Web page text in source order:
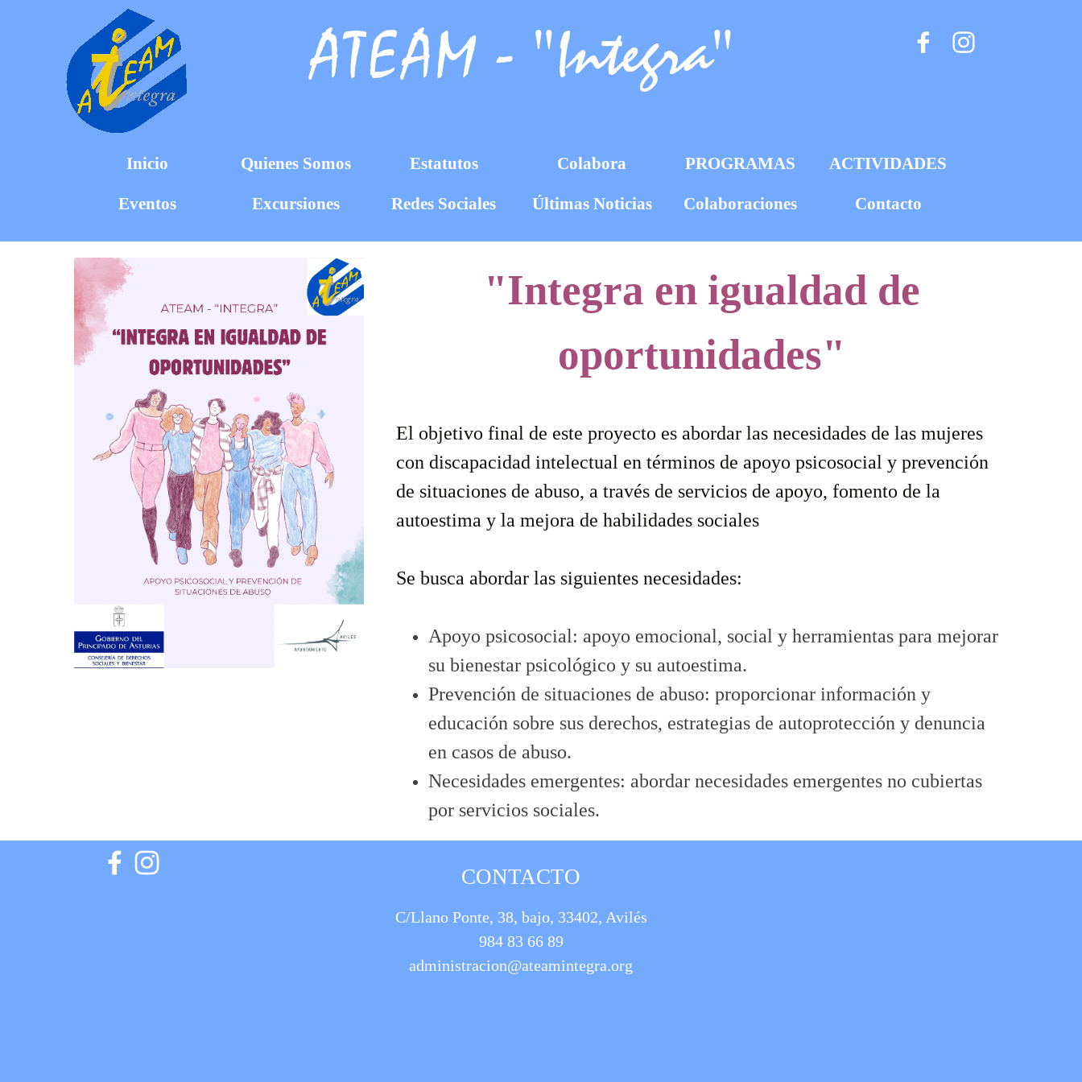
ATEAM - "Integra"
Inicio Quienes Somos Estatutos Colabora PROGRAMAS ACTIVIDADES
Eventos Excursiones Redes Sociales Últimas Noticias Colaboraciones Contacto
"Integra en igualdad de
oportunidades"
El objetivo final de este proyecto es abordar las necesidades de las mujeres
con discapacidad intelectual en términos de apoyo psicosocial y prevención
de situaciones de abuso, a través de servicios de apoyo, fomento de la
autoestima y la mejora de habilidades sociales
Se busca abordar las siguientes necesidades:
Apoyo psicosocial: apoyo emocional, social y herramientas para mejorar
su bienestar psicológico y su autoestima.
Prevención de situaciones de abuso: proporcionar información y
educación sobre sus derechos, estrategias de autoprotección y denuncia
en casos de abuso.
Necesidades emergentes: abordar necesidades emergentes no cubiertas
por servicios sociales.
CONTACTO
C/Llano Ponte, 38, bajo, 33402, Avilés
984 83 66 89
administracion@ateamintegra.org